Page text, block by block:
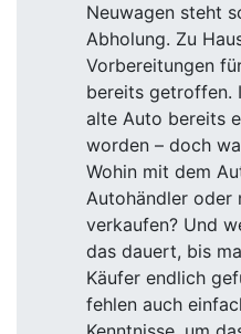
Neuwagen steht
Abholung. Zu
Vorbereitungen
bereits getroffen.
alte Auto bereits
worden – doch
Wohin mit dem
Autohändler oder
verkaufen? Und
das dauert, bis
Käufer endlich
fehlen auch